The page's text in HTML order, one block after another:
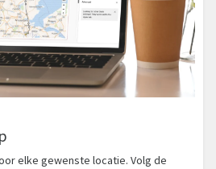
elke gewenste locatie. Volg de